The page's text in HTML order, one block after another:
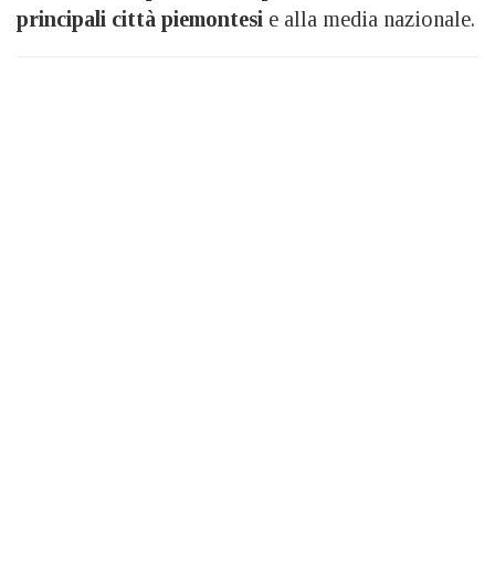
principali città piemontesi e alla media nazionale.